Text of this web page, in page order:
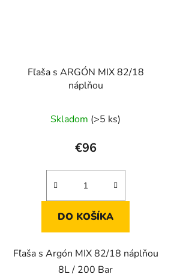
+ 5 m / 300A
Fľaša s ARGÓN MIX 82/18
náplňou
Skladom (>5 ks)
€96
DO KOŠÍKA
Fľaša s Argón MIX 82/18 náplňou
8L / 200 Bar